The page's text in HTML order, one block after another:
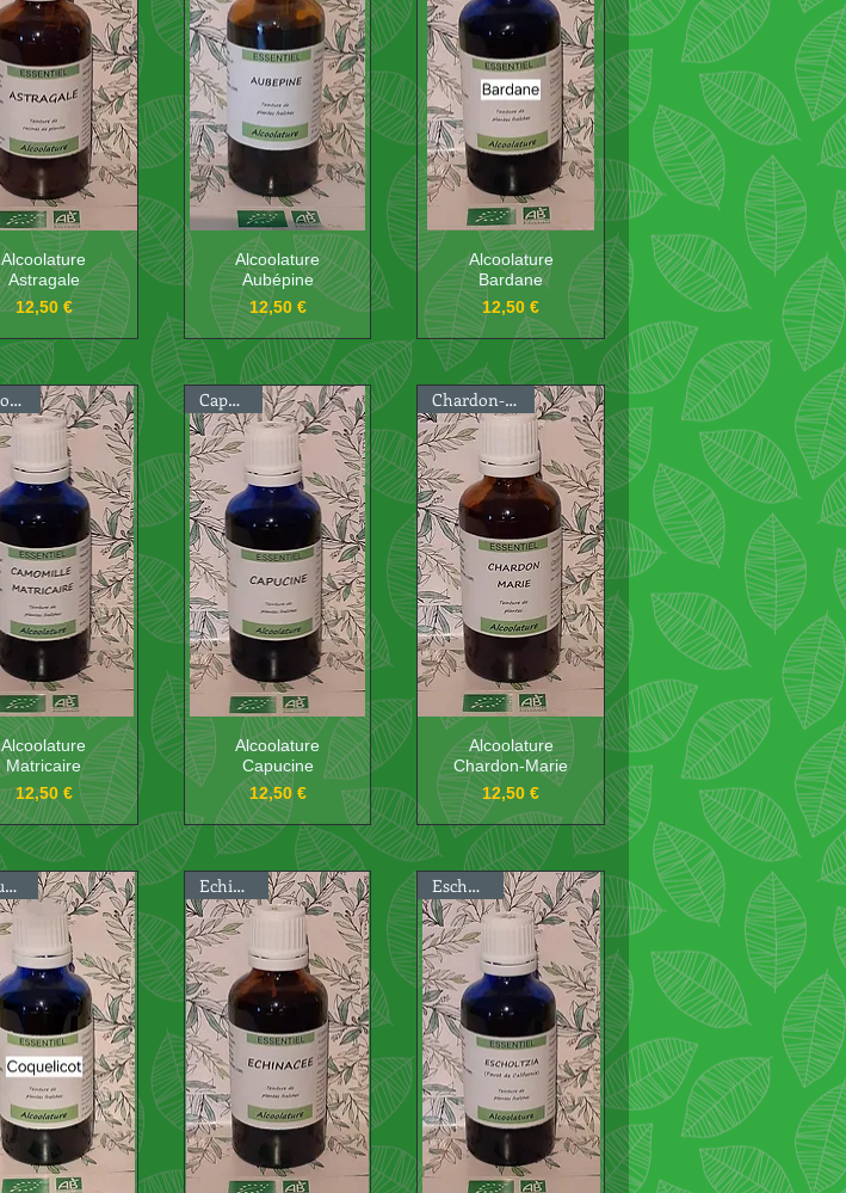
Alcoolature
Astragale
Prix
12,50 €
Alcoolature
Aubépine
Prix
12,50 €
Alcoolature
Bardane
Prix
12,50 €
Camomille
Alcoolature
Matricaire
Prix
12,50 €
Capucine
Alcoolature
Capucine
Prix
12,50 €
Chardon-Marie
Alcoolature
Chardon-Marie
Prix
12,50 €
Coquelicot Echinacée Escholtzia